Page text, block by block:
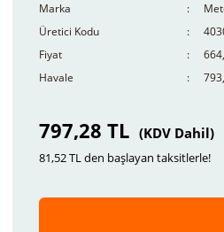
Marka
Üretici Kodu
Fiyat
Havale
797,28 TL (KDV Dahil)
81,52 TL den başlayan taksitlerle!